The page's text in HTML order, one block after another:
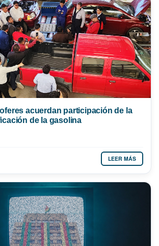
acuerdan participación de la
de la gasolina
LEER MÁS